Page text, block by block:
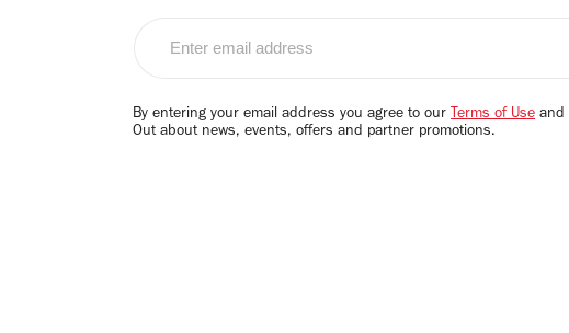
email
By entering your email address you agree to our Terms of Use and
Out about news, events, offers and partner promotions.